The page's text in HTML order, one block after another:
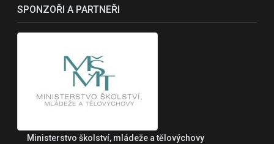
SPONZOŘI A PARTNEŘI
Ministerstvo školství, mládeže a tělovýchovy